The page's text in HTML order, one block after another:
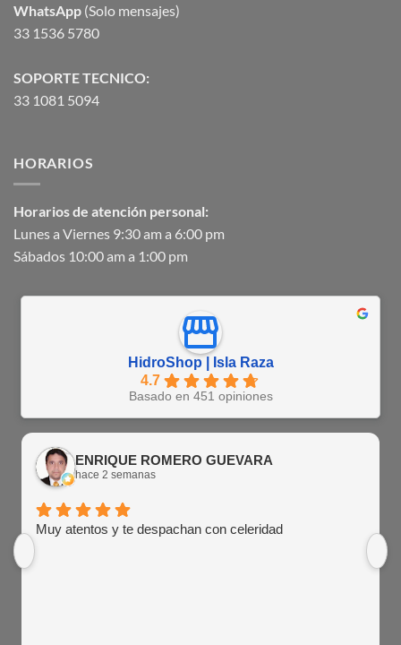
WhatsApp (Solo mensajes)
33 1536 5780
SOPORTE TECNICO:
33 1081 5094
HORARIOS
Horarios de atención personal:
Lunes a Viernes 9:30 am a 6:00 pm
Sábados 10:00 am a 1:00 pm
HidroShop | Isla Raza
4.7
Basado en 451 opiniones
ENRIQUE ROMERO GUEVARA
hace 2 semanas
Muy atentos y te despachan con celeridad